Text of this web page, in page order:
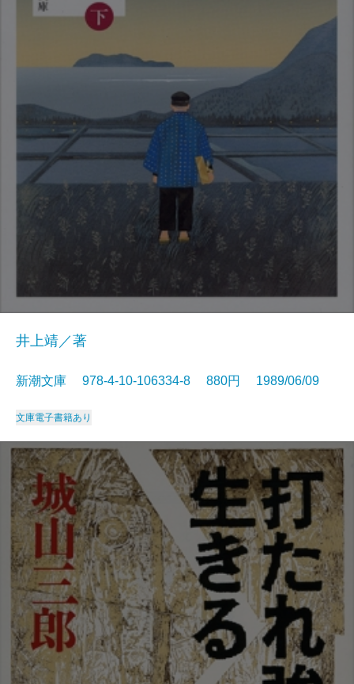
井上靖／著
新潮文庫 978-4-10-106334-8 880円 1989/06/09
文庫電子書籍あり